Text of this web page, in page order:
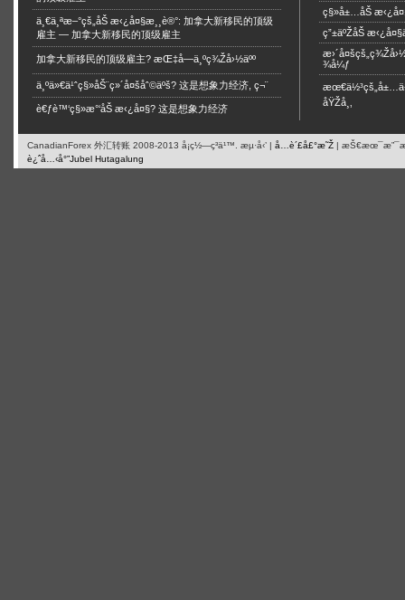
ä¸€ä¸ªæ–°çš„åŠ æ‹¿å¤§æ¸¸è®°: 加拿大新移民的顶级
雇主 — 加拿大新移民的顶级雇主
加拿大新移民的顶级雇主? æŒ‡å—ä¸ºç¾Žå›½äºº
ä¸ºä»€ä¹ˆç§»åŠ¨ç»´å¤šåˆ©äºš? 这是想象力经济, ç¬¨
è€ƒè™‘ç§»æ°‘åŠ æ‹¿å¤§? 这是想象力经济
ç§»å±…åŠ
ç”±äºŽåŠ
¾å¼ƒ
åŸŽå¸‚
CanadianForex 外汇转账 2008-2013 å¡ç½—ç³ä¹™. æµ·å‹’ | å…è´£å£°æ˜Ž |
è¿ˆå…‹å°”Jubel Hutagalung